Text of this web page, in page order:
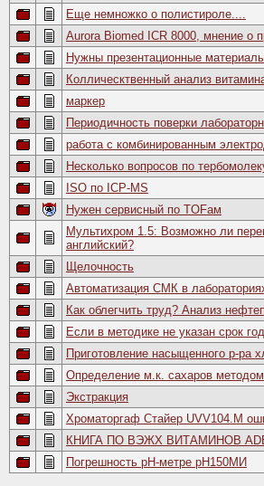
Еще немножко о полистироле....
Aurora Biomed ICR 8000, мнение о
Нужны презентационные
Коллическтвенный анализ
маркер
Периодичность поверки
работа с комбинированным
Несколько вопросов по
ISO по ICP-MS
Нужен сервисный по TOFам
Мультихром 1.5: Возможно ли
английский?
Щелочность
Автоматизация СМК в
Как облегчить труд? Анализ
Если в методике не указан срок
Приготовление насыщенного р-ра
Определение м.к. сахаров
Экстракция
Хроматоргаф Стайер UVV104.M
КНИГА ПО ВЭЖХ ВИТАМИНОВ
Погрешность pH-метре pH150МИ